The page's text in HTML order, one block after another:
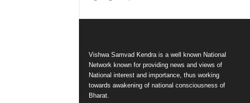
Vishwa Samvad Kendra is a well known National
Network known for providing news and views of
National interest and importance, thus working
towards awakening of national consciousness of
Bharat.